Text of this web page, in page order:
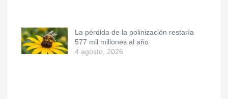
La pérdida de la polinización restaría
577 mil millones al año
4 agosto, 2026